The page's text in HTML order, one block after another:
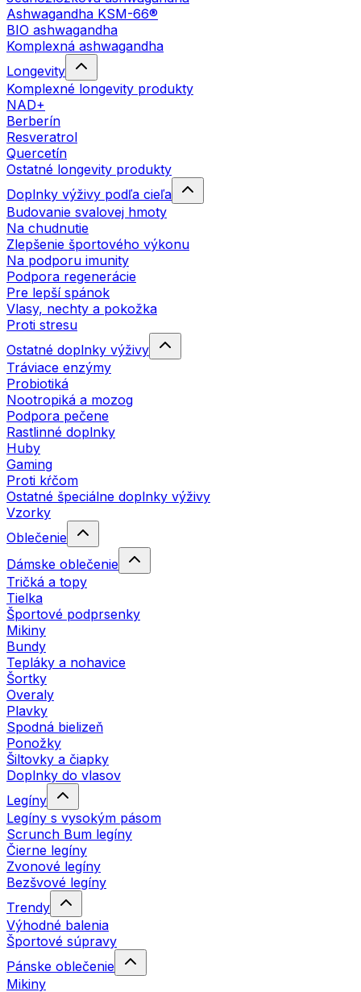
Ashwagandha KSM-66®
BIO ashwagandha
Komplexná ashwagandha
Longevity
Komplexné longevity produkty
NAD+
Berberín
Resveratrol
Quercetín
Ostatné longevity produkty
Doplnky výživy podľa cieľa
Budovanie svalovej hmoty
Na chudnutie
Zlepšenie športového výkonu
Na podporu imunity
Podpora regenerácie
Pre lepší spánok
Vlasy, nechty a pokožka
Proti stresu
Ostatné doplnky výživy
Tráviace enzýmy
Probiotiká
Nootropiká a mozog
Podpora pečene
Rastlinné doplnky
Huby
Gaming
Proti kŕčom
Ostatné špeciálne doplnky výživy
Vzorky
Oblečenie
Dámske oblečenie
Tričká a topy
Tielka
Športové podprsenky
Mikiny
Bundy
Tepláky a nohavice
Šortky
Overaly
Plavky
Spodná bielizeň
Ponožky
Šiltovky a čiapky
Doplnky do vlasov
Legíny
Legíny s vysokým pásom
Scrunch Bum legíny
Čierne legíny
Zvonové legíny
Bezšvové legíny
Trendy
Výhodné balenia
Športové súpravy
Pánske oblečenie
Mikiny